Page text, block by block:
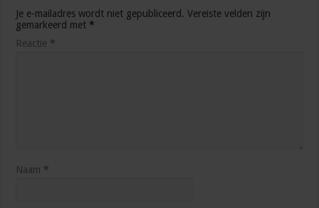
Je e-mailadres wordt niet gepubliceerd. Vereiste velden zijn
gemarkeerd met *
Reactie *
Naam *